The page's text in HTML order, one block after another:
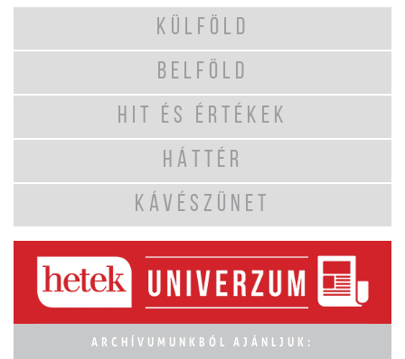
KÜLFÖLD
BELFÖLD
HIT ÉS ÉRTÉKEK
HÁTTÉR
KÁVÉSZÜNET
ARCHÍVUMUNKBÓL AJÁNLJUK: